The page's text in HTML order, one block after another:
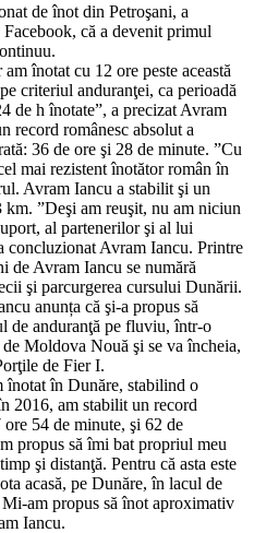
de înot din Petroşani, a
că a devenit primul
înotat cu 12 ore peste această
criteriul anduranţei, ca perioadă
de h înotate”, a precizat Avram
record românesc absolut a
36 de ore şi 28 de minute. ”Cu
mai rezistent înotător român în
Avram Iancu a stabilit şi un
”Deşi am reuşit, nu am niciun
al partenerilor şi al lui
concluzionat Avram Iancu. Printre
de Avram Iancu se numără
şi parcurgerea cursului Dunării.
anunța că şi-a propus să
de anduranţă pe fluviu, într-o
Moldova Nouă şi se va încheia,
de Fier I.
înotat în Dunăre, stabilind o
2016, am stabilit un record
54 de minute, şi 62 de
propus să îmi bat propriul meu
şi distanţă. Pentru că asta este
acasă, pe Dunăre, în lacul de
am propus să înot aproximativ
Iancu.